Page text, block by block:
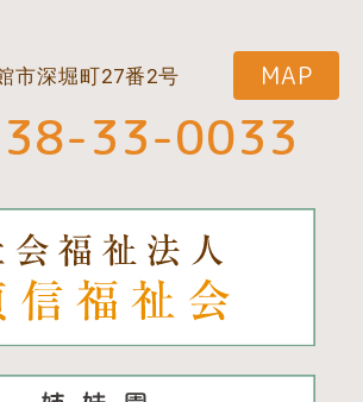
市深堀町27番2号 MAP
33-0033